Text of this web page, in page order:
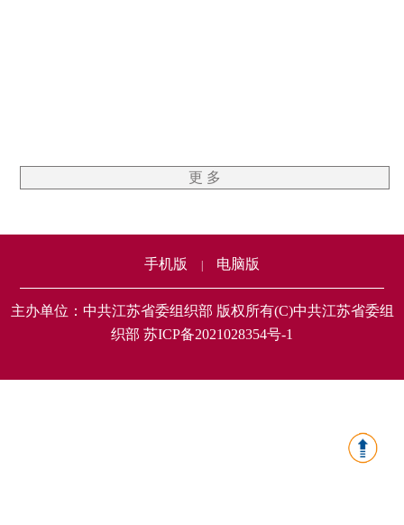
更 多
手机版 电脑版
主办单位：中共江苏省委组织部 版权所有(C)中共江苏省委组
织部 苏ICP备2021028354号-1